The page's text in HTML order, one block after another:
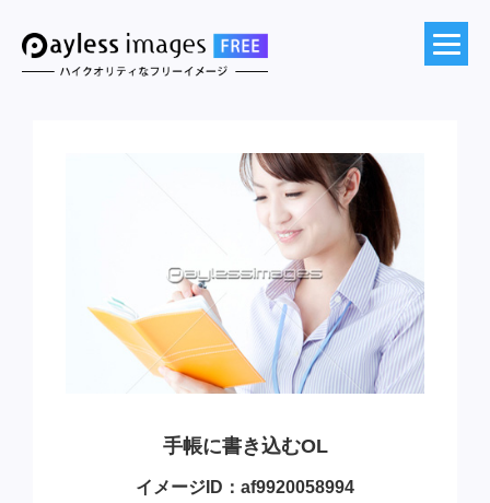
手帳に書き込むOL
イメージID：af9920058994